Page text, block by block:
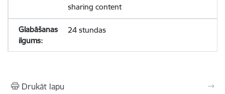
sharing content
24 stundas
Drukāt lapu